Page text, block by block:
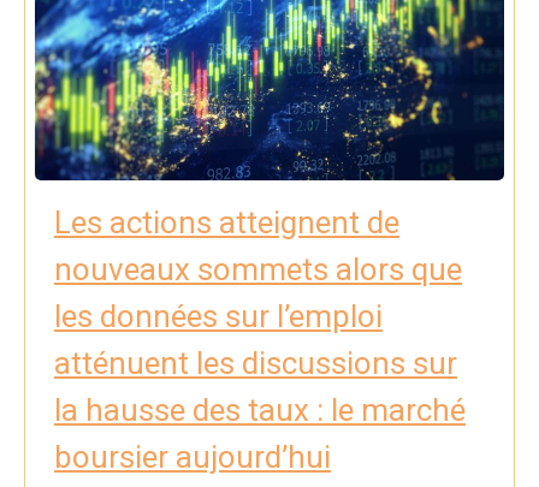
Les actions atteignent de
nouveaux sommets alors que
les données sur l’emploi
atténuent les discussions sur
la hausse des taux : le marché
boursier aujourd’hui